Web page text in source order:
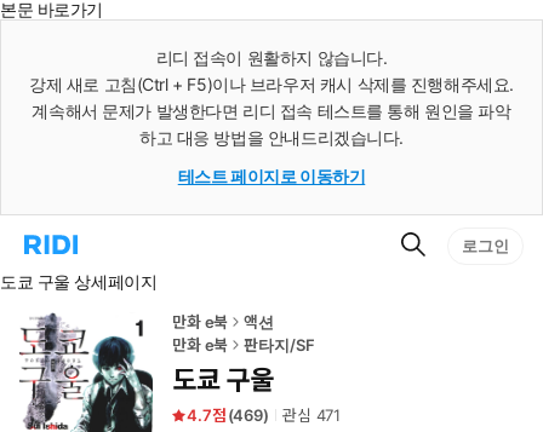
본문 바로가기
리디 접속이 원활하지 않습니다.
강제 새로 고침(Ctrl + F5)이나 브라우저 캐시 삭제를 진행해주세요.
계속해서 문제가 발생한다면 리디 접속 테스트를 통해 원인을 파악
하고 대응 방법을 안내드리겠습니다.
테스트 페이지로 이동하기
리
홈
로
이
동
검
로그인
도쿄 구울 상세페이지
만화 e북
액션
만화 e북
판타지/SF
도쿄 구울
4.7 (469) 관심 471